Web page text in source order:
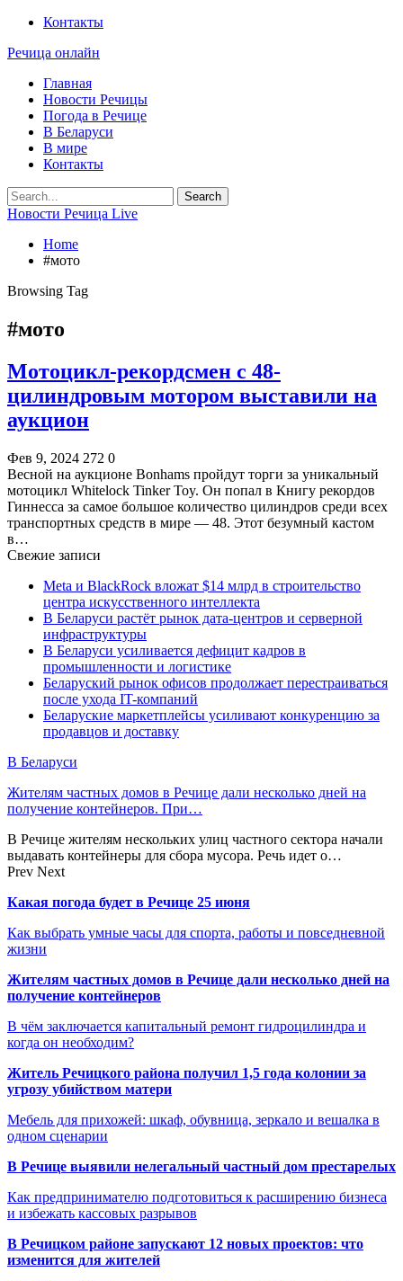
Контакты
Речица онлайн
Главная
Новости Речицы
Погода в Речице
В Беларуси
В мире
Контакты
Новости Речица Live
Home
#мото
Browsing Tag
#мото
Мотоцикл-рекордсмен с 48-
цилиндровым мотором выставили на
аукцион
Фев 9, 2024 272 0
Весной на аукционе Bonhams пройдут торги за уникальный
мотоцикл Whitelock Tinker Toy. Он попал в Книгу рекордов
Гиннесса за самое большое количество цилиндров среди всех
транспортных средств в мире — 48. Этот безумный кастом
в…
Свежие записи
Meta и BlackRock вложат $14 млрд в строительство
центра искусственного интеллекта
В Беларуси растёт рынок дата-центров и серверной
инфраструктуры
В Беларуси усиливается дефицит кадров в
промышленности и логистике
Беларуский рынок офисов продолжает перестраиваться
после ухода IT-компаний
Беларуские маркетплейсы усиливают конкуренцию за
продавцов и доставку
В Беларуси
Жителям частных домов в Речице дали несколько дней на
получение контейнеров. При…
В Речице жителям нескольких улиц частного сектора начали
выдавать контейнеры для сбора мусора. Речь идет о…
Prev Next
Какая погода будет в Речице 25 июня
Как выбрать умные часы для спорта, работы и повседневной
жизни
Жителям частных домов в Речице дали несколько дней на
получение контейнеров
В чём заключается капитальный ремонт гидроцилиндра и
когда он необходим?
Житель Речицкого района получил 1,5 года колонии за
угрозу убийством матери
Мебель для прихожей: шкаф, обувница, зеркало и вешалка в
одном сценарии
В Речице выявили нелегальный частный дом престарелых
Как предпринимателю подготовиться к расширению бизнеса
и избежать кассовых разрывов
В Речицком районе запускают 12 новых проектов: что
изменится для жителей